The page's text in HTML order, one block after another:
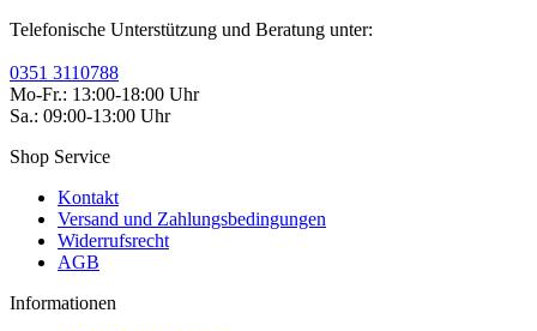
Telefonische Unterstützung und Beratung unter:
0351 3110788
Mo-Fr.: 13:00-18:00 Uhr
Sa.: 09:00-13:00 Uhr
Shop Service
Kontakt
Versand und Zahlungsbedingungen
Widerrufsrecht
AGB
Informationen